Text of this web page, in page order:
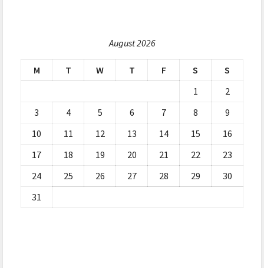
August 2026
M T W T F S
S
1
2
3
4 5 6 7 8
9
10
11 12 13 14 15
16
17
18 19 20 21 22
23
24
25 26 27 28 29
30
31